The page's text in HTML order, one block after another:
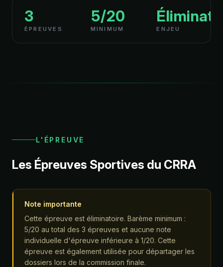
ÉPREUVES
3
MINIMUM
5/20
ENJEU
L'ÉPREUVE
Les Épreuves Sportives du CRRA
Note importante
Cette épreuve est éliminatoire. Barème minimum :
5/20 au total des 3 épreuves et aucune note
individuelle d'épreuve inférieure à 1/20. Cette
épreuve est également utilisée pour départager les
dossiers lors de la commission finale.